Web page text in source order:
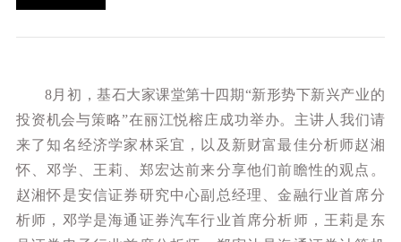
8月初，基石大家课堂第十四期“新形势下新兴产业的
投资机会与策略”在丽江悦榕庄成功举办。 主讲人我们请
来了知名经济学家林采宜，以及新财富最佳分析师赵湘
怀、邓学、王莉、郑宏达前来分享他们前瞻性的观点。
赵湘怀是安信证券研究中心副总经理、金融行业首席分
析师，邓学是海通证券汽车行业首席分析师，王莉是东